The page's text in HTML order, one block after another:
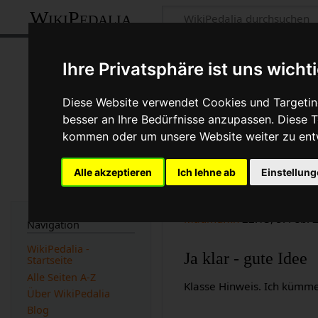
Ihre Privatsphäre ist uns
Diese Website verwendet Cookies und
besser an Ihre Bedürfnisse anzupassen. Diese
kommen oder um unsere Website weiter zu
Alle akzeptieren Ich lehne ab
WikiPedalia
WikiPedalia
Projektseite
Aktivierung von
Hallo, wäre es wohl
Madmuffin22:13, 5. Feb.
Ja klar - gute Idee
Klasse Hinweis. Ich
Navigation
WikiPedalia -
Startseite
Alle Seiten A-Z
Über WikiPedalia
Blog